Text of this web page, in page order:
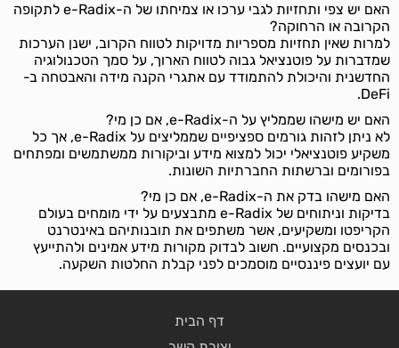
האם יש צפי ותחזיות לגבי ערכו או צמיחתו של ה-e-Radix לתקופה
הקרובה או הרחוקה?
למרות שאין תחזיות מספריות מדויקות לטווח הקרוב, ישנן הערכות
שמדברות על פוטנציאל גבוה לטווח הארוך, על סמך הטכנולוגיה
החדשנית והיכולת להתמודד עם אתגרי הקנה מידה והאבטחה ב-
DeFi.
האם יש מישהו שממליץ על ה-e-Radix, אם כן מי?
לא ניתן לזהות גורמים ספציפיים שממליצים על e-Radix, אך כל
משקיע פוטנציאלי יכול למצוא מידע וביקורות ממשתמשים ומפתחים
בפורומים וברשתות החברתיות השונות.
האם מישהו בדק את ה-e-Radix, אם כן מי?
בדיקות וניתוחים של e-Radix מתבצעים על ידי מומחים בעולם
הקריפטו ומשקיעים, אשר משתפים את תובנותיהם באינטרנט
ובכנסים מקצועיים. חשוב לבדוק מקורות מידע אמינים ולהתייעץ
עם יועצים פיננסיים מוסמכים לפני קבלת החלטות השקעה.
דף הבית